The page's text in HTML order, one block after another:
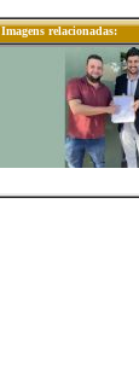
Imagens relacionadas: